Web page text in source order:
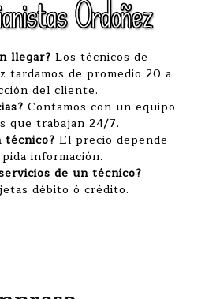
llegar? Los técnicos de
tardamos de promedio 20 a
del cliente.
Contamos con un equipo
que trabajan 24/7.
técnico? El precio depende
información.
de un técnico?
débito ó crédito.